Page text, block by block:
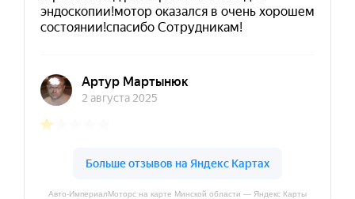
Авто-ИмпериалМоторс на карте Минской области — Яндекс Карты